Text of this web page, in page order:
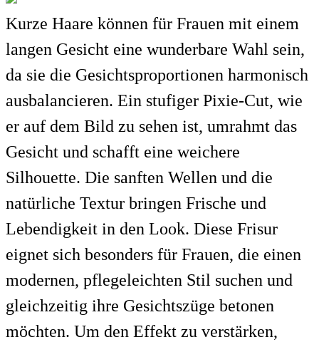
Kurze Haare können für Frauen mit einem
langen Gesicht eine wunderbare Wahl sein,
da sie die Gesichtsproportionen harmonisch
ausbalancieren. Ein stufiger Pixie-Cut, wie
er auf dem Bild zu sehen ist, umrahmt das
Gesicht und schafft eine weichere
Silhouette. Die sanften Wellen und die
natürliche Textur bringen Frische und
Lebendigkeit in den Look. Diese Frisur
eignet sich besonders für Frauen, die einen
modernen, pflegeleichten Stil suchen und
gleichzeitig ihre Gesichtszüge betonen
möchten. Um den Effekt zu verstärken,